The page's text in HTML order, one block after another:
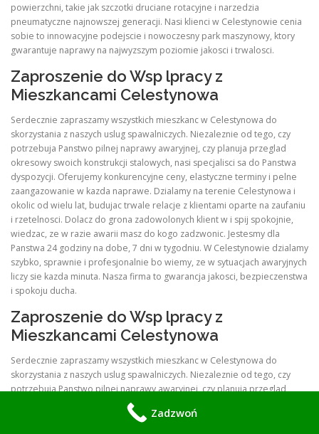
powierzchni, takie jak szczotki druciane rotacyjne i narzedzia
pneumatyczne najnowszej generacji. Nasi klienci w Celestynowie cenia
sobie to innowacyjne podejscie i nowoczesny park maszynowy, ktory
gwarantuje naprawy na najwyzszym poziomie jakosci i trwalosci.
Zaproszenie do Wsp lpracy z
Mieszkancami Celestynowa
Serdecznie zapraszamy wszystkich mieszkanc w Celestynowa do
skorzystania z naszych uslug spawalniczych. Niezaleznie od tego, czy
potrzebuja Panstwo pilnej naprawy awaryjnej, czy planuja przeglad
okresowy swoich konstrukcji stalowych, nasi specjalisci sa do Panstwa
dyspozycji. Oferujemy konkurencyjne ceny, elastyczne terminy i pelne
zaangazowanie w kazda naprawe. Dzialamy na terenie Celestynowa i
okolic od wielu lat, budujac trwale relacje z klientami oparte na zaufaniu
i rzetelnosci. Dolacz do grona zadowolonych klient w i spij spokojnie,
wiedzac, ze w razie awarii masz do kogo zadzwonic. Jestesmy dla
Panstwa 24 godziny na dobe, 7 dni w tygodniu. W Celestynowie dzialamy
szybko, sprawnie i profesjonalnie bo wiemy, ze w sytuacjach awaryjnych
liczy sie kazda minuta. Nasza firma to gwarancja jakosci, bezpieczenstwa
i spokoju ducha.
Zaproszenie do Wsp lpracy z
Mieszkancami Celestynowa
Serdecznie zapraszamy wszystkich mieszkanc w Celestynowa do
skorzystania z naszych uslug spawalniczych. Niezaleznie od tego, czy
potrzebuja Panstwo pilnej naprawy awaryjnej, czy planuja przeglad
okresowy swoich konstrukcji stalowych, nasi specjalisci sa do Panstwa
dyspozycji o kazdej porze. Oferujemy konkurencyjne ceny, elastyczne
Zadzwoń